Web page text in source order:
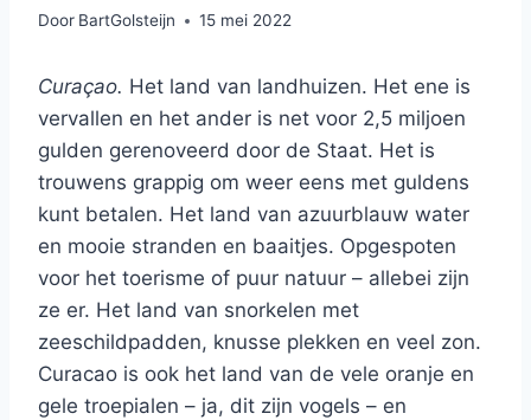
Door BartGolsteijn 15 mei 2022
Curaçao. Het land van landhuizen. Het ene is
vervallen en het ander is net voor 2,5 miljoen
gulden gerenoveerd door de Staat. Het is
trouwens grappig om weer eens met guldens
kunt betalen. Het land van azuurblauw water
en mooie stranden en baaitjes. Opgespoten
voor het toerisme of puur natuur – allebei zijn
ze er. Het land van snorkelen met
zeeschildpadden, knusse plekken en veel zon.
Curacao is ook het land van de vele oranje en
gele troepialen – ja, dit zijn vogels – en